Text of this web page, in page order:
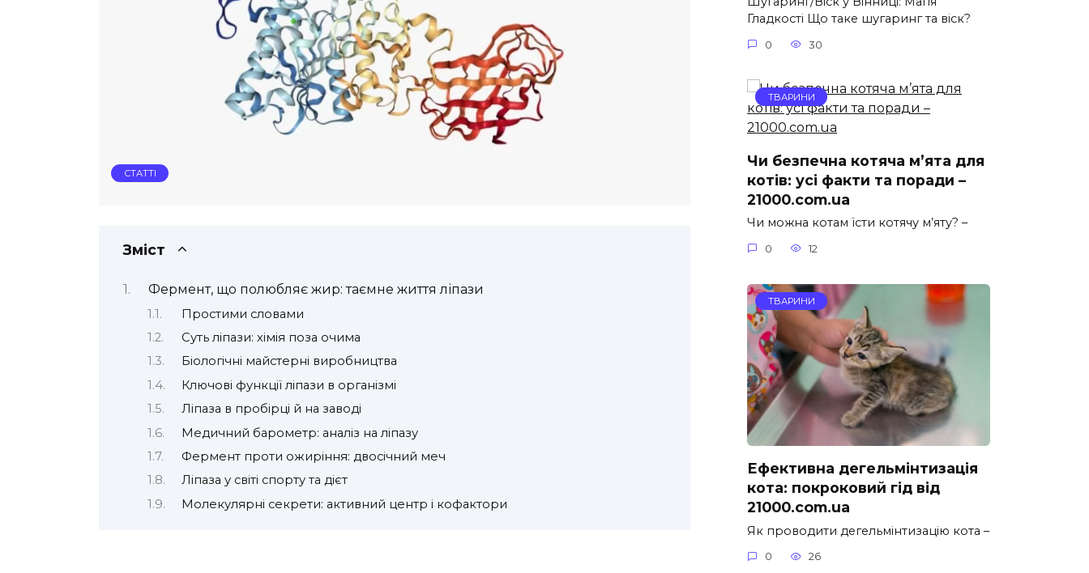
СТАТТІ
Зміст
Фермент, що полюбляє жир: таємне життя ліпази
Простими словами
Суть ліпази: хімія поза очима
Біологічні майстерні виробництва
Ключові функції ліпази в організмі
Ліпаза в пробірці й на заводі
Медичний барометр: аналіз на ліпазу
Фермент проти ожиріння: двосічний меч
Ліпаза у світі спорту та дієт
Молекулярні секрети: активний центр і кофактори
Гладкості Що таке шугаринг та віск?
0 30
ТВАРИНИ
Чи безпечна котяча м’ята для
котів: усі факти та поради –
21000.com.ua
Чи можна котам їсти котячу м’яту? –
0 12
ТВАРИНИ
Ефективна дегельмінтизація
кота: покроковий гід від
21000.com.ua
Як проводити дегельмінтизацію кота –
0 26